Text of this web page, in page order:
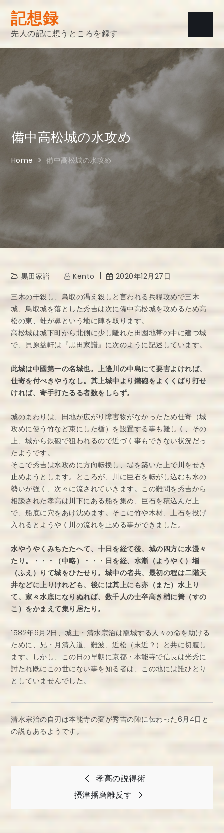
content
記想録
先人の記に想うところを録す
Menu
備中高松城の水攻め
Home 備中高松城の水攻め
黒田家譜 Kento 2020年12月27日
三木の干殺し、鳥取の渇え殺しと言われる兵糧攻めで三木
城、鳥取城を落とした秀吉は次に備中高松城を攻めるため高
松の東、蛙が鼻という地に陣を取ります。
高松城は城下町から北側に少し離れた田園地帯の中に建つ城
で、貝原益軒は『黒田家譜』に次のように記述しています。
此城は中國第一の名城也。上邊川の中島にて要害よければ、
仕寄を付べきやうなし。其上城中より鐵砲をよくくばり打せ
ければ、寄手打たるる者数をしらず。
城のまわりは、田地が広がり障害物がなかったため仕寄（城
攻めに使う竹など束にした楯）を設置する事も難しく、その
上、城から鉄砲で狙われるので近づく事もできない状況だっ
たようです。
そこで秀吉は水攻めに方向転換し、堤を築いた上で川をせき
止めようとします。ところが、川に巨石を転がし込むも水の
勢いが強く、次々に流されていきます。この難問を秀吉から
相談された孝高は川下にある船を集め、巨石を積込んだ上
で、船底に穴をあけ沈めます。そこに竹や木材、土石を投げ
入れるとようやく川の流れを止める事ができました。
水やうやくみちたたへて、十日を経て後、城の四方に水漫々
たり。・・・（中略）・・・日を経、水漸（ようやく）增
（ふえ）りて城をひたせり。城中の者共、最初の程は二階天
井などに上りけれども、後には其上にも亦（また）水上り
て、家々水底になりぬれば、数千人の士卒高き梢に簀（すの
こ）をかまえて集り居たり。
1582年6月2日、城主・清水宗治は籠城する人々の命を助ける
ために、兄・月清入道、難波、近松（末近？）と共に切腹し
ます。しかし、この日の早朝に京都・本能寺で信長は光秀に
討たれ既にこの世にない事を知る者は、この地には誰ひとり
としていませんでした。
清水宗治の自刃は本能寺の変が秀吉の陣に伝わった6月4日と
の説もあるようです。
ナ
孝高の説得術
摂津播磨離反す